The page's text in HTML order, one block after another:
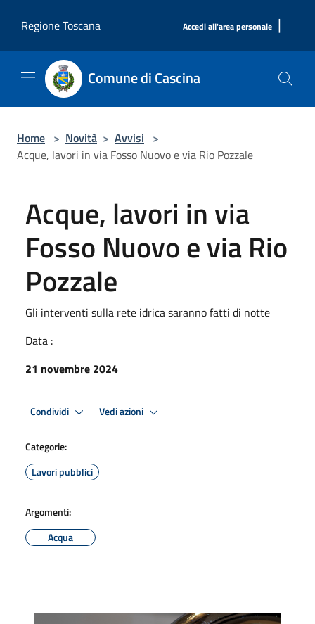
Regione Toscana
Accedi all'area personale |
Comune di Cascina
Home > Novità > Avvisi >
Acque, lavori in via Fosso Nuovo e via Rio Pozzale
Acque, lavori in via
Fosso Nuovo e via Rio
Pozzale
Gli interventi sulla rete idrica saranno fatti di notte
Data :
21 novembre 2024
Condividi Vedi azioni
Categorie:
Lavori pubblici
Argomenti:
Acqua